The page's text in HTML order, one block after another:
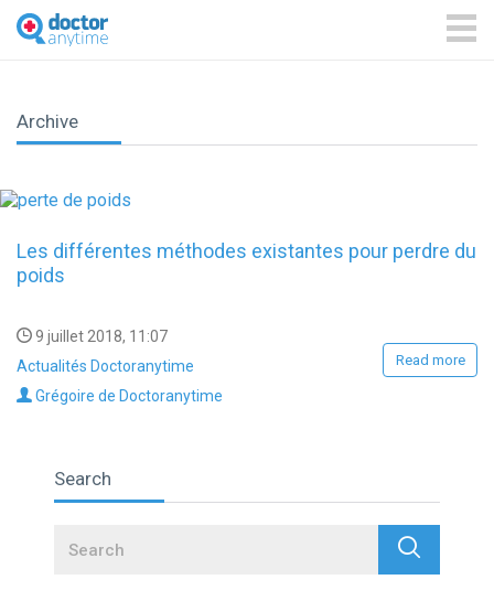
DoctorAnyTime
You
are
hands!
Archive
Les différentes méthodes existantes pour perdre du
poids
9 juillet 2018, 11:07
Actualités Doctoranytime
Grégoire de Doctoranytime
Read more
Search
Search